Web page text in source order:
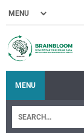
MENU